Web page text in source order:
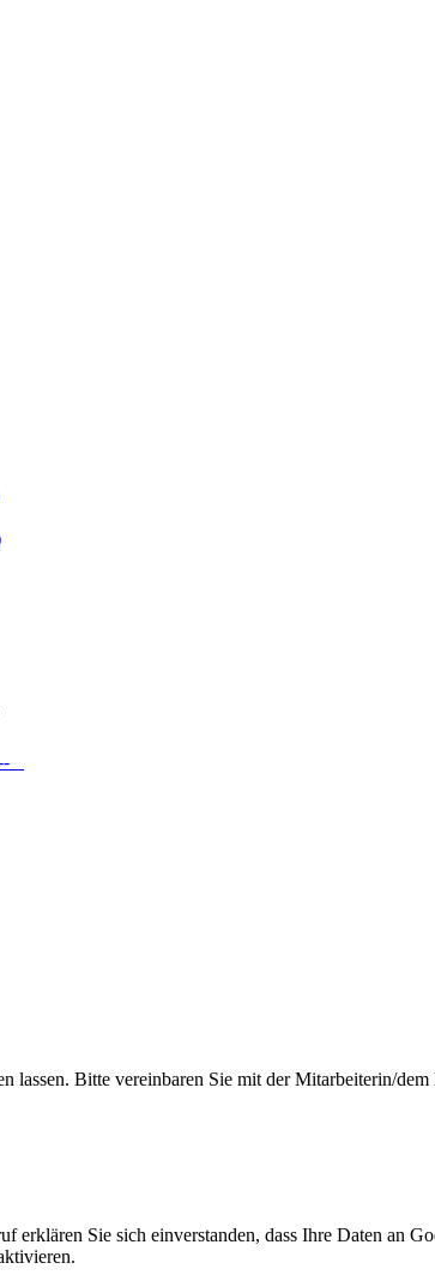
lassen. Bitte vereinbaren Sie mit der Mitarbeiterin/
Sie sich einverstanden, dass Ihre Daten an